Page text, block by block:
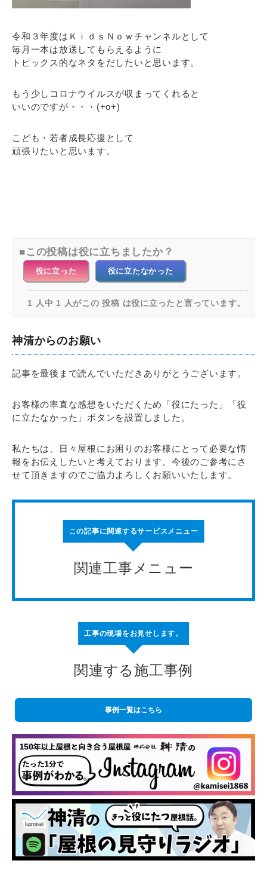
令和３年度はＫｉｄｓＮｏｗチャンネルとして
毎月一本は放送してもらえるように
トピックス的なネタをだしたいと思います。
もう少しコロナウイルスが収まってくれると
いいのですが・・・(+o+)
こども・若者成長応援として
頑張りたいと思います。
この投稿は役に立ちましたか？
役に立った 役に立たなかった
1 人中 1 人がこの 投稿 は役に立ったと言っています。
神清からのお願い
記事を最後まで読んでいただきありがとうございます。
お客様の率直な感想をいただくため「役にたった」「役
に立たなかった」ボタンを設置しました。
私たちは、日々屋根にお困りのお客様にとって必要な情
報をお伝えしたいと考えております。今後のご参考にさ
せて頂きますのでご協力よろしくお願いいたします。
この記事に関連するサービスメニュー
関連工事メニュー
工事の現場をお見せします。
関連する施工事例
事例一覧はこちら